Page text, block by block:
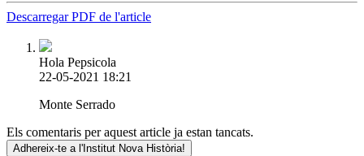
Descarregar PDF de l'article
Hola Pepsicola
22-05-2021 18:21
Monte Serrado
Els comentaris per aquest article ja estan tancats.
Adhereix-te a l'Institut Nova Història!